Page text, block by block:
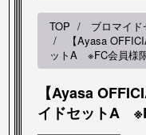
TOP
ブロマイド
【Ayasa
ットA ※FC会員様
【Ayasa
イドセットA